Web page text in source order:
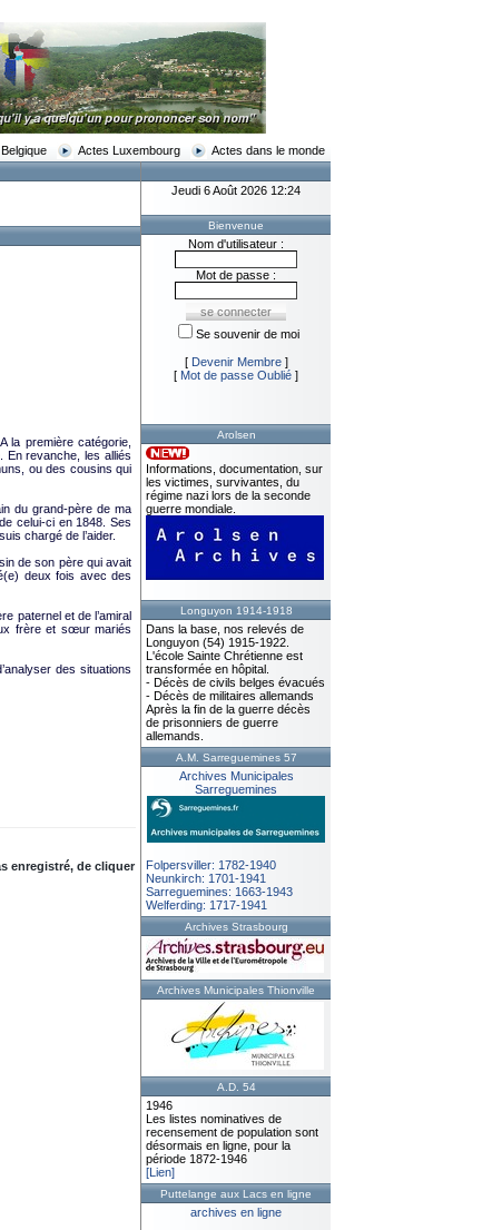
Actes Luxembourg Actes dans le monde
la première catégorie,
En revanche, les alliés
ou des cousins qui
du grand-père de ma
celui-ci en 1848. Ses
chargé de l’aider.
de son père qui avait
deux fois avec des
paternel et de l’amiral
frère et sœur mariés
des situations
enregistré, de cliquer
Jeudi 6 Août 2026 12:24
Bienvenue
Nom d'utilisateur :
Mot de passe :
Se souvenir de moi
[ Devenir Membre]
[ Mot de passe Oublié ]
Arolsen
Informations, documentation, sur
les victimes, survivantes, du
régime nazi lors de la seconde
guerre mondiale.
Longuyon 1914-1918
Dans la base, nos relevés de
Longuyon (54) 1915-1922.
L'école Sainte Chrétienne est
transformée en hôpital.
- Décès de civils belges évacués
- Décès de militaires allemands
Après la fin de la guerre décès
de prisonniers de guerre
allemands.
A.M. Sarreguemines 57
Archives Municipales
Sarreguemines
Folpersviller: 1782-1940
Neunkirch: 1701-1941
Sarreguemines: 1663-1943
Welferding: 1717-1941
Archives Strasbourg
Archives Municipales Thionville
A.D. 54
1946
Les listes nominatives de
recensement de population sont
désormais en ligne, pour la
période 1872-1946
[Lien]
Puttelange aux Lacs en ligne
archives en ligne